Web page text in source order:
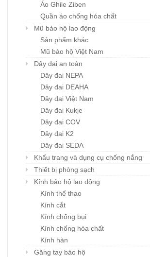
Áo Ghile Ziben
Quần áo chống hóa chất
Mũ bảo hộ lao động
Sản phẩm khác
Mũ bảo hộ Việt Nam
Dây đai an toàn
Dây đai NEPA
Dây đai DEAHA
Dây đai Việt Nam
Dây đai Kukje
Dây đai COV
Dây đai K2
Dây đai SEDA
Khẩu trang và dụng cụ chống nắng
Thiết bị phòng sạch
Kính bảo hộ lao động
Kính thể thao
Kính cắt
Kính chống bụi
Kính chống hóa chất
Kính hàn
Găng tay bảo hộ